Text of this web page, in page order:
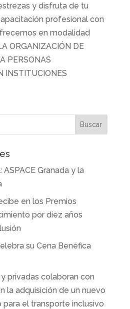
y disfruta de tu
profesional con
en modalidad
ORGANIZACIÓN DE
PERSONAS
INSTITUCIONES
Granada y la
en los Premios
por diez años
su Cena Benéfica
privadas colaboran con
la adquisición de un nuevo
el transporte inclusivo